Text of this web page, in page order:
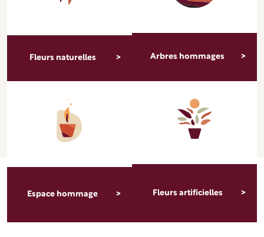
Fleurs naturelles Arbres hommages
Espace hommage Fleurs artificielles